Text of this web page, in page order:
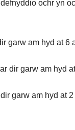
ochr yn
garw am hyd at 6
dir garw am hyd
garw am hyd at